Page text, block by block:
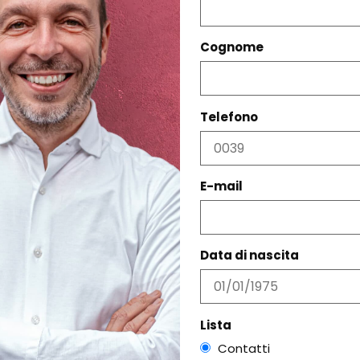
CORRELATI
Cognome
Telefono
E-mail
Data di nascita
Lista
Contatti